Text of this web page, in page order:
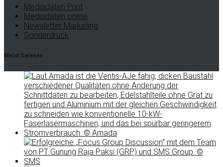
Mediadaten Print
Mediadaten online
Newsletter Marketing
Sonderdruck
Meist Gelesen